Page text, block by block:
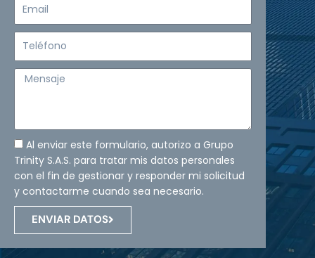
Mensaje
Al enviar este formulario, autorizo a Grupo
Trinity S.A.S. para tratar mis datos personales
con el fin de gestionar y responder mi solicitud
y contactarme cuando sea necesario.
ENVIAR DATOS